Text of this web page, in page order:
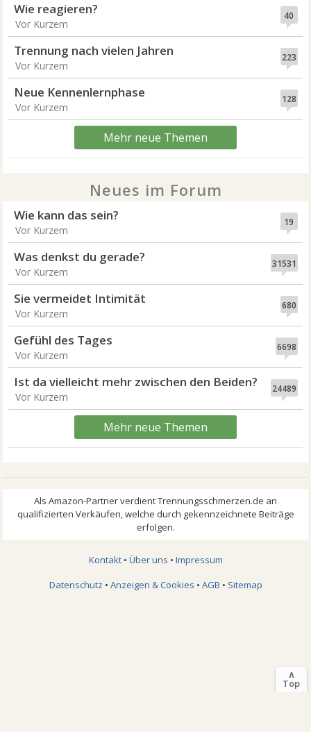
40
Wie reagieren?
Vor Kurzem
223
Trennung nach vielen Jahren
Vor Kurzem
128
Neue Kennenlernphase
Vor Kurzem
Mehr neue Themen
Neues im Forum
19
Wie kann das sein?
Vor Kurzem
31531
Was denkst du gerade?
Vor Kurzem
680
Sie vermeidet Intimität
Vor Kurzem
6698
Gefühl des Tages
Vor Kurzem
24489
Ist da vielleicht mehr zwischen den Beiden?
Vor Kurzem
Mehr neue Themen
Kontakt• Über uns • Impressum
Datenschutz • Anzeigen & Cookies • AGB • Sitemap
∧
Top